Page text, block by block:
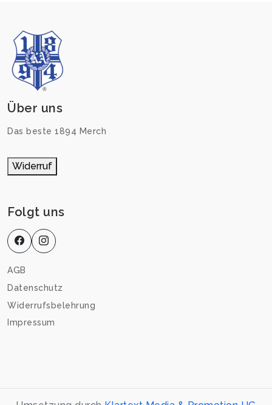
Über uns
Das beste 1894 Merch
Widerruf
Folgt uns
AGB
Datenschutz
Widerrufsbelehrung
Impressum